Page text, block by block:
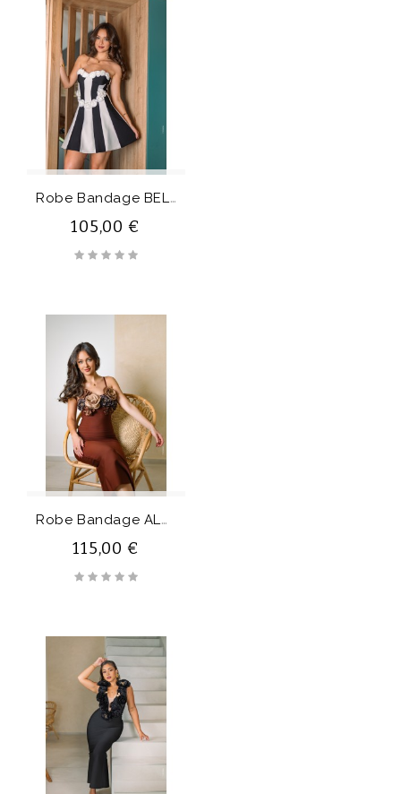
R
Obe Bandage BELLADONNA
105,00 €
R
Obe Bandage ALMENDRA
115,00 €